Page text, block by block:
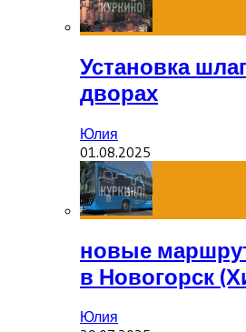
Установка
дворах
Юлия
01.08.2025
новые
в Новогорск
Юлия